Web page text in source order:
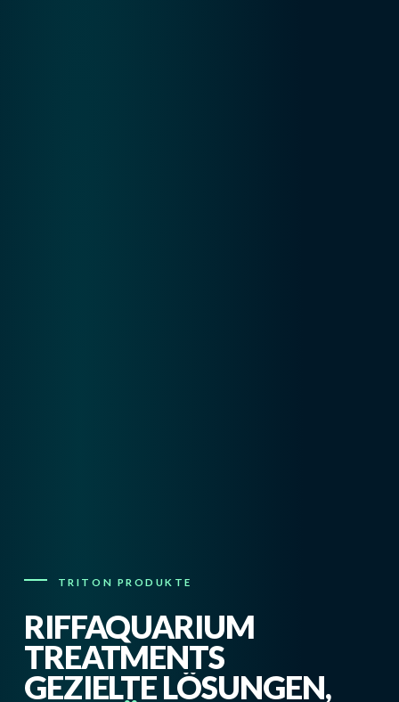
TRITON PRODUKTE
RIFFAQUARIUM
TREATMENTS
GEZIELTE LÖSUNGEN,